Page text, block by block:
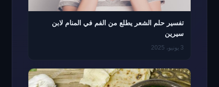
تفسير حلم الشعر يطلع من الفم في المنام لابن
سيرين
3 يونيو، 2025